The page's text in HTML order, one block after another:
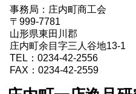
事務局：庄内町商工会
〒999-7781
山形県東田川郡
庄内町余目字三人谷地13-1
TEL：0234-42-2556
FAX：0234-42-2559